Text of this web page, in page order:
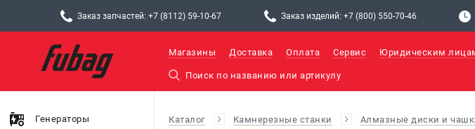
Заказ запчастей: +7 (8112) 59-10-67 Заказ изделий: +7 (800) 550-70-46
Магазины Доставка Оплата Сервис Юридическим
Генераторы Каталог Камнерезные станки Алмазные диски и